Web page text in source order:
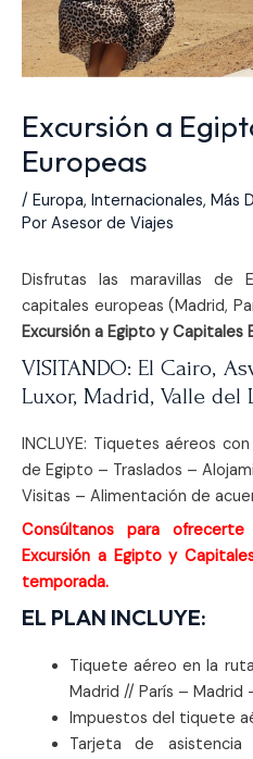
Excursión a
Europeas
/ Europa, Internacionales, Más
Por Asesor de Viajes
Disfrutas las maravillas
capitales europeas (Madrid,
Excursión a Egipto y Capitales
VISITANDO: El Cairo,
Luxor, Madrid, Valle del
INCLUYE: Tiquetes aéreos
de Egipto – Traslados –
Visitas – Alimentación de
Consúltanos para
Excursión a Egipto y
temporada.
EL PLAN INCLUYE:
Tiquete aéreo en la
Madrid // París – Madrid
Impuestos del tiquete
Tarjeta de